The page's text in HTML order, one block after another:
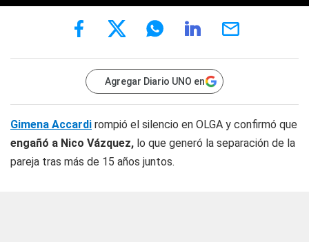
Agregar Diario UNO en
Gimena Accardi rompió el silencio en OLGA y confirmó que
engañó a Nico Vázquez, lo que generó la separación de la
pareja tras más de 15 años juntos.